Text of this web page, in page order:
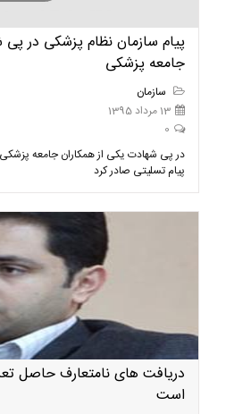
پیام سازمان نظام پزشکی در
جامعه پزشکی
سازمان
13 مرداد 1395
0
در پی شهادت یکی از همکاران جامعه
پیام تسلیتی صادر کرد
دریافت های نامتعارف حاصل
است